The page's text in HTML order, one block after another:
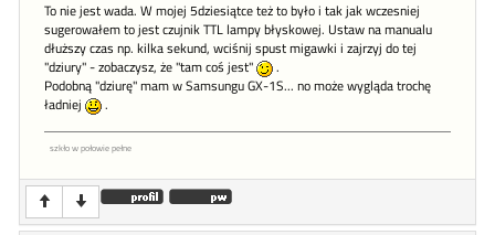
To nie jest wada. W mojej 5dziesiątce też to było i tak jak wczesniej
sugerowałem to jest czujnik TTL lampy błyskowej. Ustaw na manualu
dłuższy czas np. kilka sekund, wciśnij spust migawki i zajrzyj do tej
"dziury" - zobaczysz, że "tam coś jest"
.
Podobną "dziurę" mam w Samsungu GX-1S... no może wygląda trochę
ładniej
.
szkło w połowie pełne